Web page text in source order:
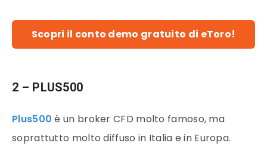
Scopri il conto demo gratuito di eToro!
2 – PLUS500
Plus500 è un broker CFD molto famoso, ma
soprattutto molto diffuso in Italia e in Europa.